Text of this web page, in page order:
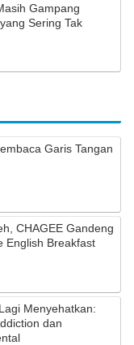
Gampang
Sering Tak
Garis Tangan
CHAGEE Gandeng
English Breakfast
Menyehatkan:
dan